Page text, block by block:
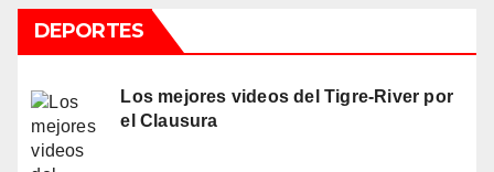
DEPORTES
Los mejores videos del Tigre-River por
el Clausura